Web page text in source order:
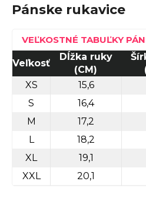
Pánske rukavice
VEĽKOSTNÉ TABUĽKY
Veľkosť
Dĺžka ruky
(CM)
XS
15,6
S
16,4
M
17,2
L
18,2
XL
19,1
XXL
20,1